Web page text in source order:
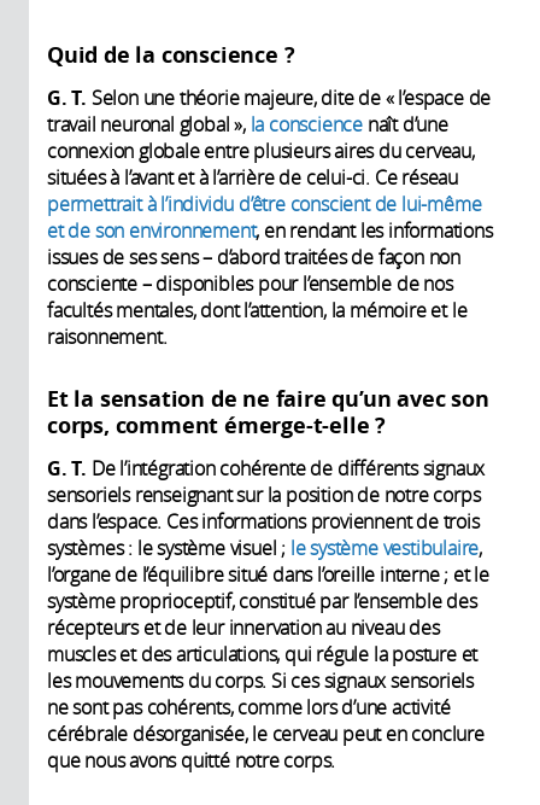
Quid de la conscience ?
G. T. Selon une théorie majeure, dite de « l’espace de
travail neuronal global », la conscience naît d’une
connexion globale entre plusieurs aires du cerveau,
situées à l’avant et à l’arrière de celui-ci. Ce réseau
permettrait à l’individu d’être conscient de lui-même
et de son environnement, en rendant les informations
issues de ses sens – d’abord traitées de façon non
consciente – disponibles pour l’ensemble de nos
facultés mentales, dont l’attention, la mémoire et le
raisonnement.
Et la sensation de ne faire qu’un avec son
corps, comment émerge-t-elle ?
G. T. De l’intégration cohérente de différents signaux
sensoriels renseignant sur la position de notre corps
dans l’espace. Ces informations proviennent de trois
systèmes : le système visuel ; le système vestibulaire,
l’organe de l’équilibre situé dans l’oreille interne ; et le
système proprioceptif, constitué par l’ensemble des
récepteurs et de leur innervation au niveau des
muscles et des articulations, qui régule la posture et
les mouvements du corps. Si ces signaux sensoriels
ne sont pas cohérents, comme lors d’une activité
cérébrale désorganisée, le cerveau peut en conclure
que nous avons quitté notre corps.